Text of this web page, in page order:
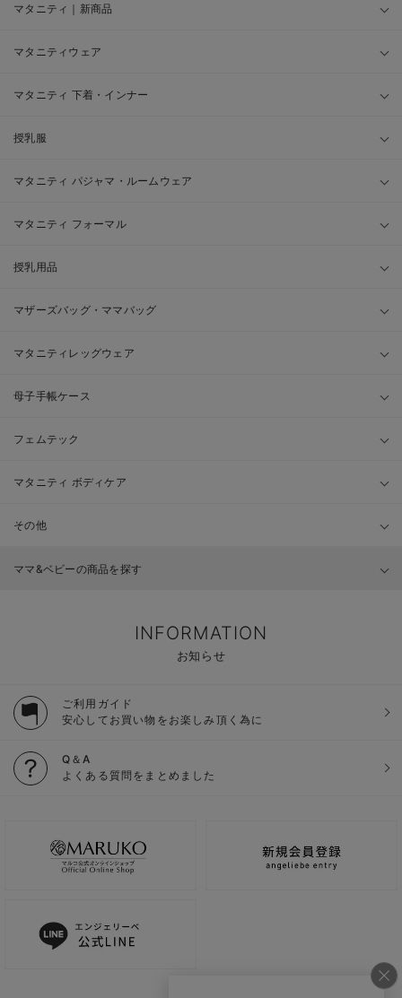
マタニティ｜新商品
マタニティウェア
マタニティ 下着・インナー
授乳服
マタニティ パジャマ・ルームウェア
マタニティ フォーマル
授乳用品
マザーズバッグ・ママバッグ
マタニティレッグウェア
母子手帳ケース
フェムテック
マタニティ ボディケア
その他
ママ&ベビーの商品を探す
INFORMATION
お知らせ
ご利用ガイド
安心してお買い物をお楽しみ頂く為に
Q＆A
よくある質問をまとめました